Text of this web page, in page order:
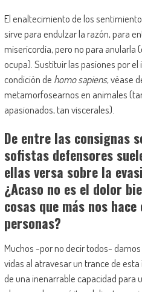
El enaltecimiento de los
sirve para endulzar la razón, para
misericordia, pero no para anularla
ocupa). Sustituir las pasiones por
condición de homo sapiens, véase
metamorfosearnos en animales
apasionados, tan viscerales).
De entre las consignas
sofistas defensores
ellas versa sobre la
¿Acaso no es el dolor
cosas que más nos
personas?
Muchos -por no decir todos-
vidas al atravesar un trance de
de una inenarrable capacidad para